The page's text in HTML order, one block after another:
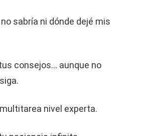
sabría ni dónde dejé mis
consejos… aunque no
nivel experta.